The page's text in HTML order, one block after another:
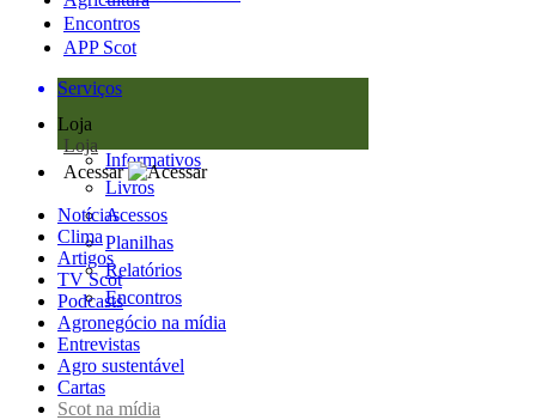
Encontros
APP Scot
Serviços
Loja
Loja
Informativos
Livros
Acessos
Planilhas
Relatórios
Encontros
Acessar
Notícias
Clima
Artigos
TV Scot
Podcasts
Agronegócio na mídia
Entrevistas
Agro sustentável
Cartas
Scot na mídia